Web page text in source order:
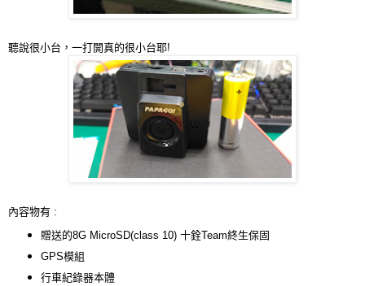
聽說很小台，一打開真的很小台耶!
內容物有 :
贈送的8G MicroSD(class 10) 十銓Team終生保固
GPS模組
行車紀錄器本體